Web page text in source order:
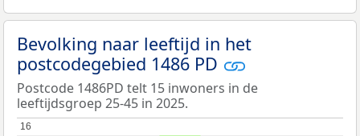
Bevolking naar leeftijd in het
postcodegebied 1486 PD
Postcode 1486PD telt 15 inwoners in de
leeftijdsgroep 25-45 in 2025.
16
16